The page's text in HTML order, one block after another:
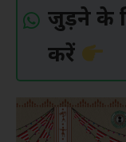
जुड़ने के
करें